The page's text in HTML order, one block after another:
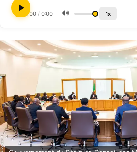
0:00 / 0:00 🔊 1x